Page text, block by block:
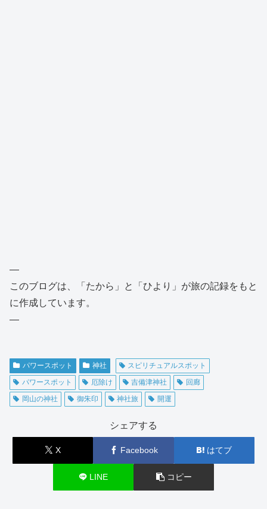
—
このブログは、「たから」と「ひより」が旅の記録をもと
に作成しています。
—
パワースポット 神社
スピリチュアルスポット
パワースポット
厄除け 吉備津神社
回廊
岡山の神社
御朱印 神社旅 開運
シェアする
X Facebook はてブ
LINE コピー